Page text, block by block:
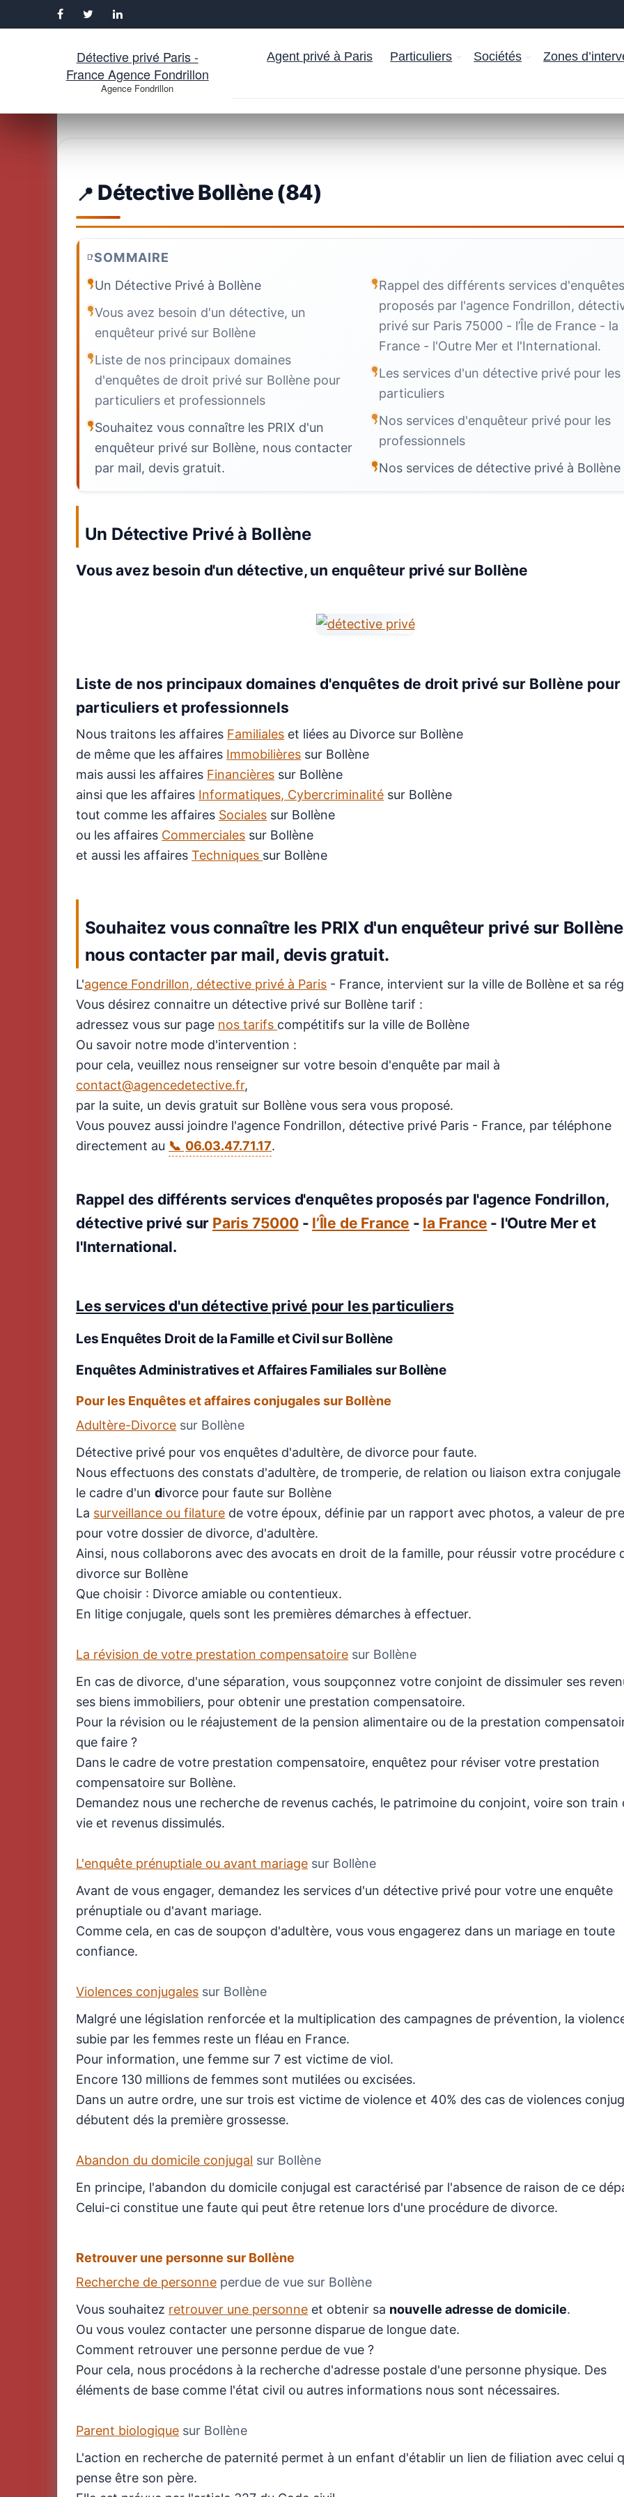
Aller
Détective privé Paris -
France Agence Fondrillon
Agence Fondrillon
Agent privé à Paris Particuliers Sociétés Zones
Détective Bollène (84)
SOMMAIRE
Un Détective Privé à Bollène
Vous avez besoin d'un détective, un
enquêteur privé sur Bollène
Liste de nos principaux domaines
d'enquêtes de droit privé sur Bollène pour
particuliers et professionnels
Souhaitez vous connaître les PRIX d'un
enquêteur privé sur Bollène, nous contacter
par mail, devis gratuit.
Rappel des différents services
proposés par l'agence Fondrillon,
privé sur Paris 75000 - l’Île de France - la
France - l'Outre Mer et l'International.
Les services d'un détective privé pour les
particuliers
Nos services d'enquêteur privé pour les
professionnels
Nos services de détective privé à Bollène
Un Détective Privé à Bollène
Vous avez besoin d'un détective, un enquêteur privé sur Bollène
Liste de nos principaux domaines d'enquêtes de droit privé sur Bollène pour
particuliers et professionnels
Nous traitons les affaires Familiales et liées au Divorce sur Bollène
de même que les affaires Immobilières sur Bollène
mais aussi les affaires Financières sur Bollène
ainsi que les affaires Informatiques, Cybercriminalité sur Bollène
tout comme les affaires Sociales sur Bollène
ou les affaires Commerciales sur Bollène
et aussi les affairesTechniques sur Bollène
Souhaitez vous connaître les PRIX d'un enquêteur privé sur
nous contacter par mail, devis gratuit.
L'agence Fondrillon, détective privé à Paris - France, intervient sur la ville de Bollène et sa
Vous désirez connaitre un détective privé sur Bollène tarif :
adressez vous sur page nos tarifs compétitifs sur la ville de Bollène
Ou savoir notre mode d'intervention :
pour cela, veuillez nous renseigner sur votre besoin d'enquête par mail à
contact@agencedetective.fr,
par la suite, un devis gratuit sur Bollène vous sera vous proposé.
Vous pouvez aussi joindre l'agence Fondrillon, détective privé Paris - France, par téléphone
directement au
06.03.47.71.17.
Rappel des différents services d'enquêtes proposés par l'agence Fondrillon,
détective privé sur Paris 75000- l’Île de France - la France - l'Outre Mer et
l'International.
Les services d'un détective privé pour les particuliers
Les Enquêtes Droit de la Famille et Civilsur Bollène
Enquêtes Administratives et Affaires Familiales sur Bollène
Pour les Enquêtes et affaires conjugales sur Bollène
Adultère-Divorce sur Bollène
Détective privé pour vos enquêtes d'adultère, de divorce pour faute.
Nous effectuons des constats d'adultère, de tromperie, de relation ou liaison extra conjugale
le cadre d'undivorce pour faute sur Bollène
La surveillance ou filature de votre époux, définie par un rapport avec photos, a valeur de
pour votre dossier de divorce, d'adultère.
Ainsi, nous collaborons avec des avocats en droit de la famille, pour réussir votre procédure
divorce sur Bollène
Que choisir : Divorce amiable ou contentieux.
En litige conjugale, quels sont les premières démarches à effectuer.
La révision de votre prestation compensatoire sur Bollène
En cas de divorce, d'une séparation, vous soupçonnez votre conjoint de dissimuler ses
ses biens immobiliers, pour obtenir une prestation compensatoire.
Pour la révision ou le réajustement de la pension alimentaire ou de la prestation
que faire ?
Dans le cadre de votre prestation compensatoire, enquêtez pour réviser votre prestation
compensatoire sur Bollène.
Demandez nous une recherche de revenus cachés, le patrimoine du conjoint, voire son train
vie et revenus dissimulés.
L'enquête prénuptiale ou avant mariage sur Bollène
Avant de vous engager, demandez les services d'un détective privé pour votre une enquête
prénuptiale ou d'avant mariage.
Comme cela, en cas de soupçon d'adultère, vous vous engagerez dans un mariage en toute
confiance.
Violences conjugales sur Bollène
Malgré une législation renforcée et la multiplication des campagnes de prévention, la
subie par les femmes reste un fléau en France.
Pour information, une femme sur 7 est victime de viol.
Encore 130 millions de femmes sont mutilées ou excisées.
Dans un autre ordre, une sur trois est victime de violence et 40% des cas de violences
débutent dés la première grossesse.
Abandon du domicile conjugal sur Bollène
En principe, l'abandon du domicile conjugal est caractérisé par l'absence de raison de ce
Celui-ci constitue une faute qui peut être retenue lors d'une procédure de divorce.
Retrouver une personne sur Bollène
Recherche de personne perdue de vue sur Bollène
Vous souhaitez retrouver une personne et obtenir sa nouvelle adresse de domicile.
Ou vous voulez contacter une personne disparue de longue date.
Comment retrouver une personne perdue de vue ?
Pour cela, nous procédons à la recherche d'adresse postale d'une personne physique. Des
éléments de base comme l'état civil ou autres informations nous sont nécessaires.
Parent biologique sur Bollène
L'action en recherche de paternité permet à un enfant d'établir un lien de filiation avec celui
pense être son père.